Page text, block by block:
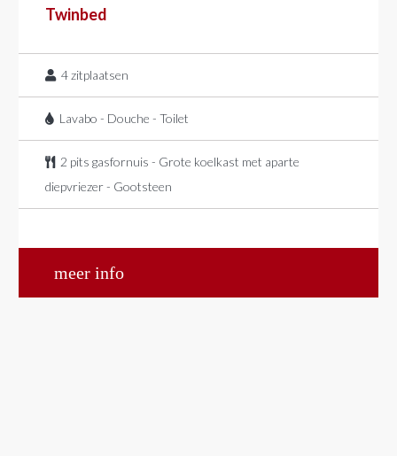
Twinbed
4zitplaatsen
Lavabo - Douche - Toilet
2 pits gasfornuis - Grote koelkast met aparte
diepvriezer - Gootsteen
meer info